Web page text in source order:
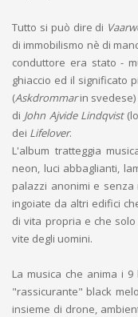
Tutto si può dire di
di immobilismo nè di
conduttore era stato -
ghiaccio ed il significato
(Askdrommarin
di John Ajvide Lindqvist
dei Lifelover.
L'album tratteggia
neon, luci abbaglianti,
palazzi anonimi e
ingoiate da altri edifici
di vita propria e che
vite degli uomini.
La musica che anima i
"rassicurante" black
insieme di drone,